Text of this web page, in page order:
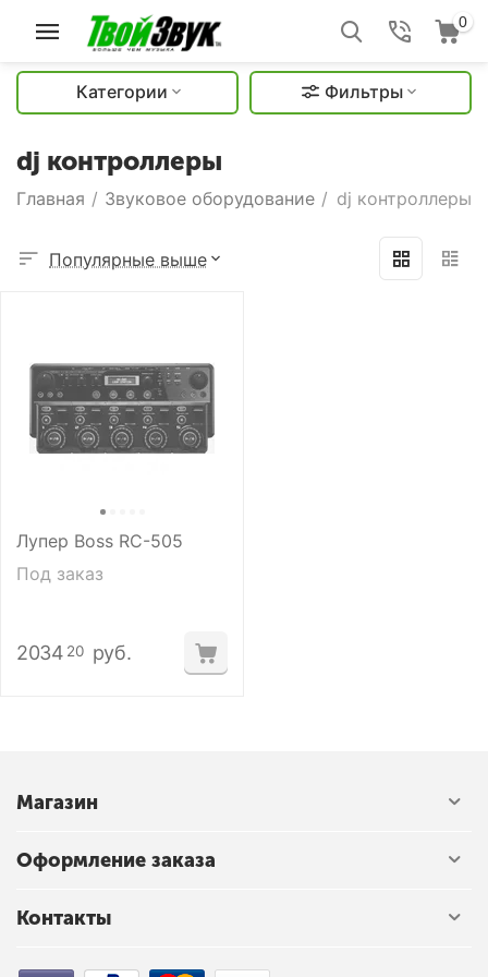
0
Категории Фильтры
dj контроллеры
Главная / Звуковое оборудование / dj контроллеры
Популярные выше
Лупер Boss RC-505
Под заказ
2034 20 руб.
Магазин
Оформление заказа
Контакты